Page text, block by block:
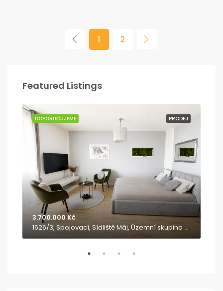
1 2
Featured Listings
PRODEJ
DOPORUČUJEME
3.700.000 Kč
1626/3, Spojovací, Sídliště Máj, Územní skupina 4, České Budějovice 2, České Budějovice, okres České Budějovice, Jihočeský kraj, Jihozápad, 370 05, Česko